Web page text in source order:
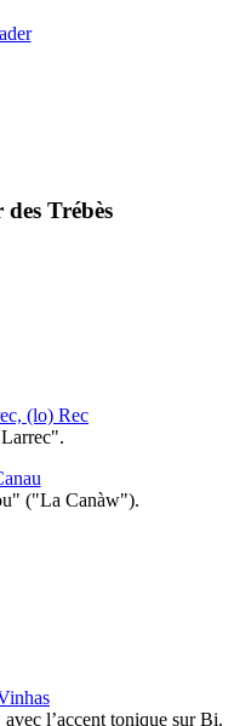
Trébès
(lo) Rec
("La Canàw").
l’accent tonique sur Bi.